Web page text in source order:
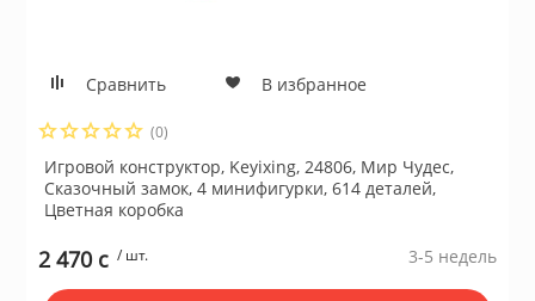
Сравнить В избранное
(0)
Игровой конструктор, Keyixing, 24806, Мир Чудес,
Сказочный замок, 4 минифигурки, 614 деталей,
Цветная коробка
2 470 c / шт. 3-5 недель